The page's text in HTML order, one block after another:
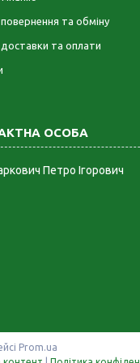
та обміну
та оплати
Петро Ігорович
Prom.ua